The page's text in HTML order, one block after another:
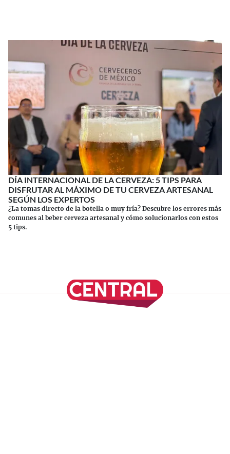
DÍA INTERNACIONAL DE LA CERVEZA: 5 TIPS PARA
DISFRUTAR AL MÁXIMO DE TU CERVEZA ARTESANAL
SEGÚN LOS EXPERTOS
¿La tomas directo de la botella o muy fría? Descubre los errores más
comunes al beber cerveza artesanal y cómo solucionarlos con estos
5 tips.